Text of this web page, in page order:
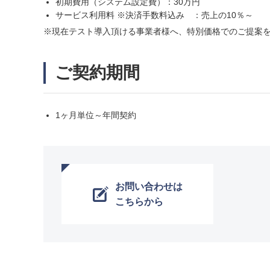
初期費用（システム設定費）：30万円
サービス利用料 ※決済手数料込み ：売上の10％～
※現在テスト導入頂ける事業者様へ、特別価格でのご提案
ご契約期間
1ヶ月単位～年間契約
お問い合わせは
こちらから